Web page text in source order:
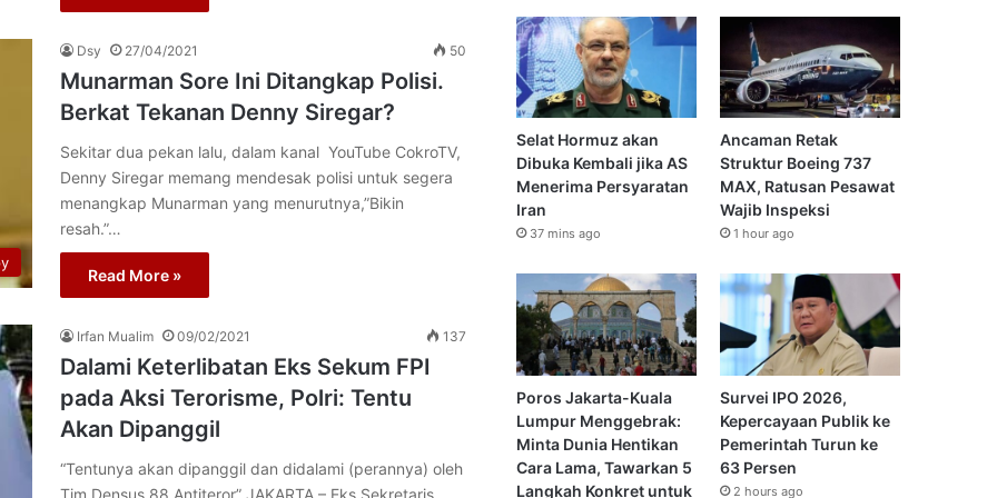
Dsy 27/04/2021 50
Munarman Sore Ini Ditangkap Polisi.
Berkat Tekanan Denny Siregar?
Sekitar dua pekan lalu, dalam kanal YouTube CokroTV,
Denny Siregar memang mendesak polisi untuk segera
menangkap Munarman yang menurutnya,”Bikin
resah.”…
Read More »
Irfan Mualim 09/02/2021 137
Dalami Keterlibatan Eks Sekum FPI
pada Aksi Terorisme, Polri: Tentu
Akan Dipanggil
“Tentunya akan dipanggil dan didalami (perannya) oleh
Tim Densus 88 Antiteror” JAKARTA – Eks Sekretaris
Selat Hormuz akan
Dibuka Kembali jika AS
Menerima Persyaratan
Iran
37 mins ago
Ancaman Retak
Struktur Boeing 737
MAX, Ratusan Pesawat
Wajib Inspeksi
1 hour ago
Poros Jakarta-Kuala
Lumpur Menggebrak:
Minta Dunia Hentikan
Cara Lama, Tawarkan 5
Langkah Konkret untuk
Survei IPO 2026,
Kepercayaan Publik ke
Pemerintah Turun ke
63 Persen
2 hours ago